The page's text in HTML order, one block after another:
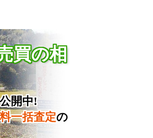
買の相
開中!
一括査定の